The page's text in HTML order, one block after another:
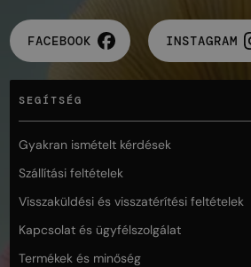
FACEBOOK INSTAGRAM
SEGÍTSÉG
Gyakran ismételt kérdések
Szállítási feltételek
Visszaküldési és visszatérítési feltételek
Kapcsolat és ügyfélszolgálat
Termékek és minőség